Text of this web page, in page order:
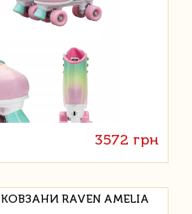
3572 грн
RAVEN AMELIA